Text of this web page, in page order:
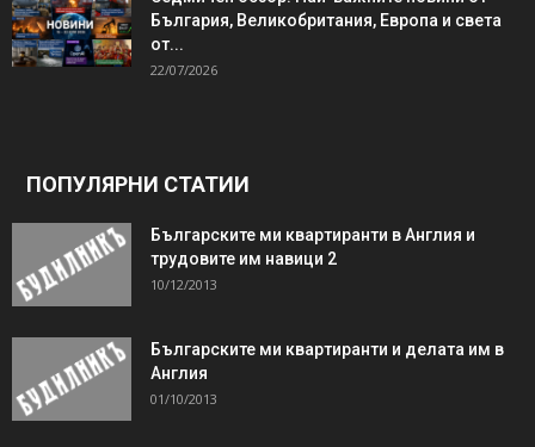
България, Великобритания, Европа и света
от...
22/07/2026
ПОПУЛЯРНИ СТАТИИ
Българските ми квартиранти в Англия и
трудовите им навици 2
10/12/2013
Българските ми квартиранти и делата им в
Англия
01/10/2013